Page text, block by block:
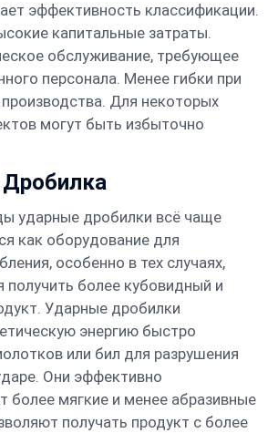
эффективность классификации.
капитальные затраты.
обслуживание, требующее
персонала. Менее гибки при
Для некоторых
могут быть избыточно
ударные дробилки всё чаще
как оборудование для
особенно в тех случаях,
получить более кубовидный и
Ударные дробилки
энергию быстро
или бил для разрушения
Они эффективно
более мягкие и менее абразивные
получать продукт с более